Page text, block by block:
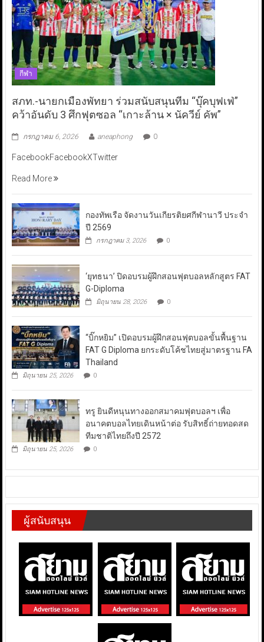
กีฬา
สภท.-นายกเมืองพัทยา ร่วมสนับสนุนทีม “บุ๊คบุฟเฟ่”
คว้าอันดับ 3 ศึกฟุตซอล “เกาะล้าน × นัควีย์ คัพ”
กรกฎาคม 6, 2026 aneaphong 0
FacebookFacebookXTwitter
Read More
กองทัพเรือ จัดงานวันเกียรติยศกีฬานาวี ประจำ
ปี 2569
กรกฎาคม 3, 2026 0
‘ยุทธนา’ ปิดอบรมผู้ฝึกสอนฟุตบอลหลักสูตร FAT
G-Diploma
มิถุนายน 28, 2026 0
“บิ๊กหยิม” เปิดอบรมผู้ฝึกสอนฟุตบอลขั้นพื้นฐาน
FAT G Diploma ยกระดับโค้ชไทยสู่มาตรฐาน FA
Thailand
มิถุนายน 25, 2026 0
ทรู ยินดีหนุนทางออกสมาคมฟุตบอลฯ เพื่อ
อนาคตบอลไทยเดินหน้าต่อ รับสิทธิ์ถ่ายทอดสด
ทีมชาติไทยถึงปี 2572
มิถุนายน 25, 2026 0
ผู้สนับสนุน